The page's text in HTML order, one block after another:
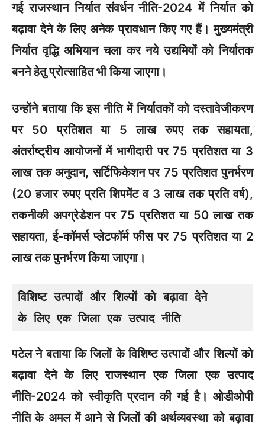
गई राजस्थान निर्यात संवर्धन नीति-2024 में निर्यात को
बढ़ावा देने के लिए अनेक प्रावधान किए गए हैं। मुख्यमंत्री
निर्यात वृद्धि अभियान चला कर नये उद्यमियों को निर्यातक
बनने हेतु प्रोत्साहित भी किया जाएगा।
उन्होंने बताया कि इस नीति में निर्यातकों को दस्तावेजीकरण
पर 50 प्रतिशत या 5 लाख रुपए तक सहायता,
अंतर्राष्ट्रीय आयोजनों में भागीदारी पर 75 प्रतिशत या 3
लाख तक अनुदान, सर्टिफिकेशन पर 75 प्रतिशत पुनर्भरण
(20 हजार रुपए प्रति शिपमेंट व 3 लाख तक प्रति वर्ष),
तकनीकी अपग्रेडेशन पर 75 प्रतिशत या 50 लाख तक
सहायता, ई-कॉमर्स प्लेटफॉर्म फीस पर 75 प्रतिशत या 2
लाख तक पुनर्भरण किया जाएगा।
विशिष्ट उत्पादों और शिल्पों को बढ़ावा देने
के लिए एक जिला एक उत्पाद नीति
पटेल ने बताया कि जिलों के विशिष्ट उत्पादों और शिल्पों को
बढ़ावा देने के लिए राजस्थान एक जिला एक उत्पाद
नीति-2024 को स्वीकृति प्रदान की गई है। ओडीओपी
नीति के अमल में आने से जिलों की अर्थव्यवस्था को बढ़ावा